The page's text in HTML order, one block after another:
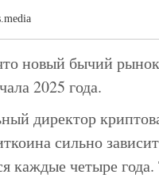
новый бычий
2025 года.
директор
сильно
каждые четыре